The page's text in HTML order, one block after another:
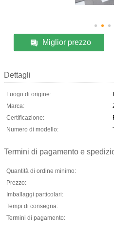
Miglior prezzo
Dettagli
Luogo di origine:
Marca:
Certificazione:
Numero di modello:
Termini di pagamento e
Quantità di ordine minimo:
Prezzo:
Imballaggi particolari:
Tempi di consegna:
Termini di pagamento: